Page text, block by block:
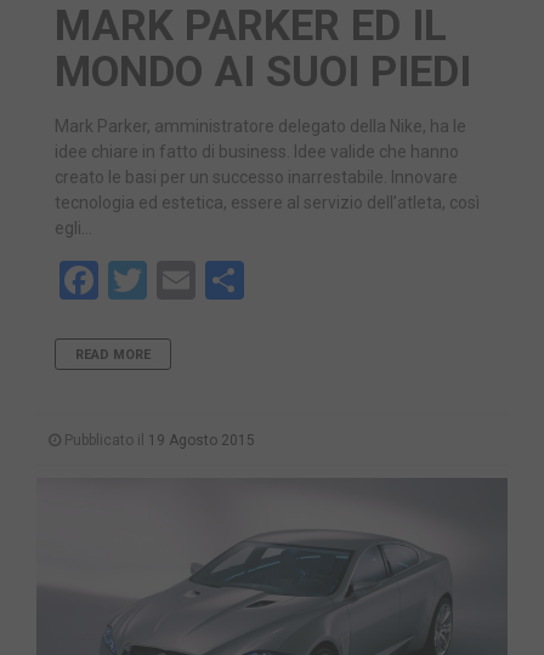
MARK PARKER ED IL
MONDO AI SUOI PIEDI
Mark Parker, amministratore delegato della Nike, ha le
idee chiare in fatto di business. Idee valide che hanno
creato le basi per un successo inarrestabile. Innovare
tecnologia ed estetica, essere al servizio dell’atleta, così
egli…
Facebook
Twitter
Email
READ MORE
Pubblicato il 19 Agosto 2015